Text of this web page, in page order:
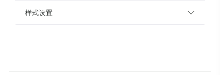
样式设置